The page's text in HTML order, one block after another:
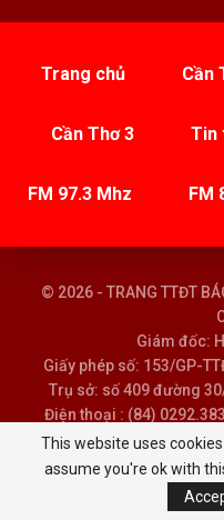
Trang chủ Cần
Cần Thơ 3 Tin
FM 97.3 Mhz FM
© 2026 - TRANG TTĐT
Giám đốc:
Giấy phép số: 153/GP-
Trụ sở: số 409 đường
Điện thoại : (84)
Email :
This website uses
assume you're ok with